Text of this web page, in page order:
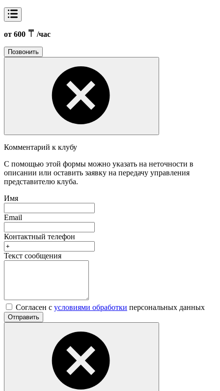
от 600 /час
Позвонить
Комментарий к клубу
С помощью этой формы можно указать на неточности в
описании или оставить заявку на передачу управления
представителю клуба.
Имя
Email
Контактный телефон
Текст сообщения
Согласен с условиями обработки персональных данных
Отправить